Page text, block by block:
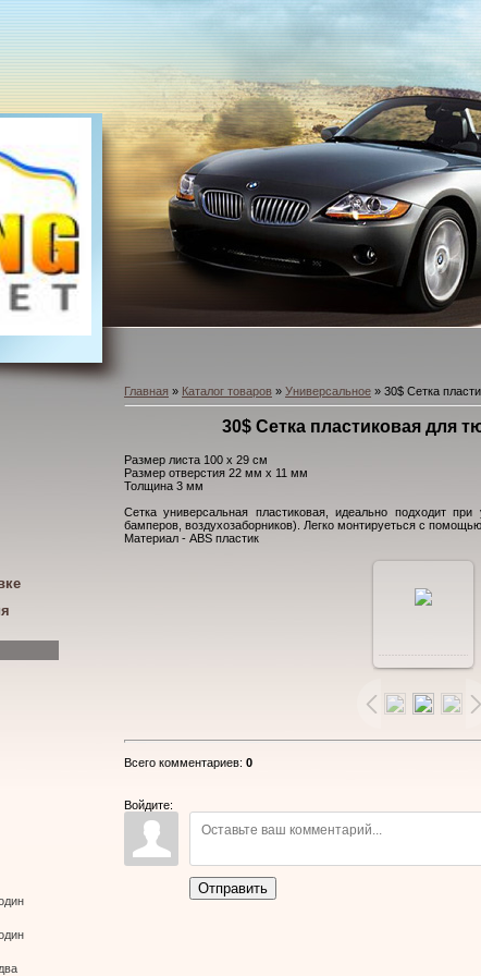
Главная » Каталог товаров » Универсальное » 30$ Сетка
30$ Сетка пластиковая для
Размер листа 100 х 29 см
Размер отверстия 22 мм х 11 мм
Толщина 3 мм
Сетка универсальная пластиковая, идеально подходит при
бамперов, воздухозаборников). Легко монтируеться с помощью
Материал - ABS пластик
размере
Всего комментариев: 0
Войдите:
Отправить